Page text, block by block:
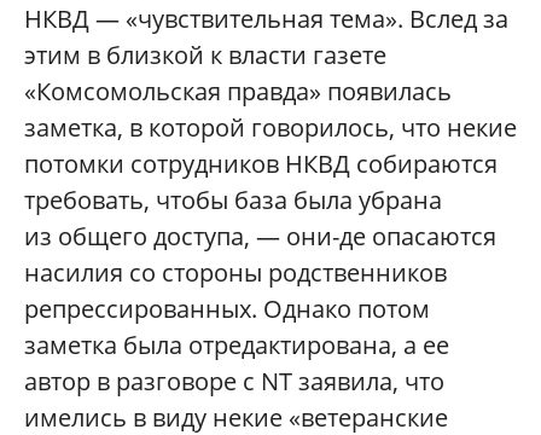
НКВД — «чувствительная тема». Вслед за
этим в близкой к власти газете
«Комсомольская правда» появилась
заметка, в которой говорилось, что некие
потомки сотрудников НКВД собираются
требовать, чтобы база была убрана
из общего доступа, — они-де опасаются
насилия со стороны родственников
репрессированных. Однако потом
заметка была отредактирована, а ее
автор в разговоре с NT заявила, что
имелись в виду некие «ветеранские